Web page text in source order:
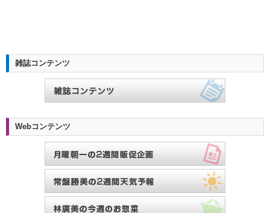
雑誌コンテンツ
Webコンテンツ